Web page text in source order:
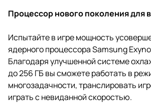
Процессор нового поколения для
Испытайте в игре мощность
ядерного процессора Samsung
Благодаря улучшенной системе
до 256 ГБ вы сможете работать в
многозадачности, транслировать
играть с невиданной скоростью.